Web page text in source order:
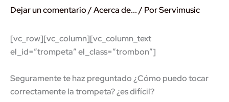
Dejar un comentario/Acerca de.../ PorServimusic
[vc_row][vc_column][vc_column_text
el_id=”trompeta” el_class=”trombon”]
Seguramente te haz preguntado ¿Cómo puedo tocar
correctamente la trompeta? ¿es difícil?